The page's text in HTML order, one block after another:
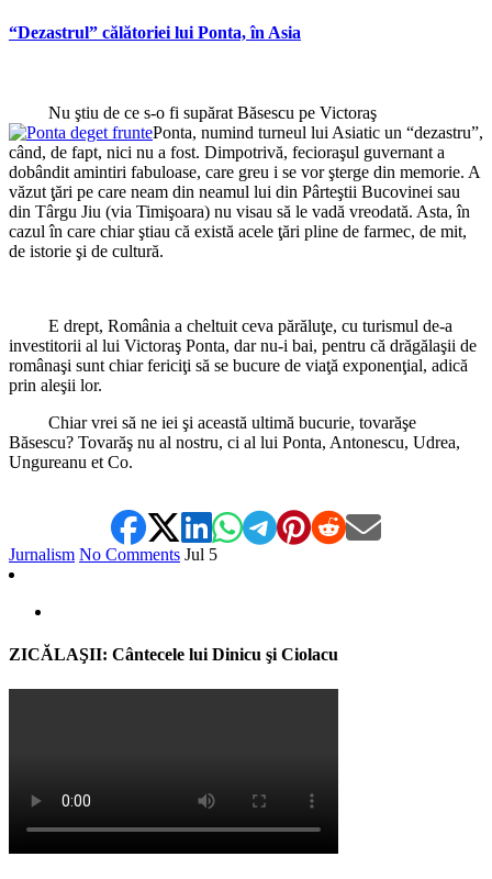
“Dezastrul” călătoriei lui Ponta, în Asia
Nu ştiu de ce s-o fi supărat Băsescu pe Victoraş
Ponta, numind turneul lui Asiatic un “dezastru”,
când, de fapt, nici nu a fost. Dimpotrivă, fecioraşul guvernant a
dobândit amintiri fabuloase, care greu i se vor şterge din memorie. A
văzut ţări pe care neam din neamul lui din Pârteştii Bucovinei sau
din Târgu Jiu (via Timişoara) nu visau să le vadă vreodată. Asta, în
cazul în care chiar ştiau că există acele ţări pline de farmec, de mit,
de istorie şi de cultură.
E drept, România a cheltuit ceva părăluţe, cu turismul de-a
investitorii al lui Victoraş Ponta, dar nu-i bai, pentru că drăgălaşii de
românaşi sunt chiar fericiţi să se bucure de viaţă exponenţial, adică
prin aleşii lor.
Chiar vrei să ne iei şi această ultimă bucurie, tovarăşe
Băsescu? Tovarăş nu al nostru, ci al lui Ponta, Antonescu, Udrea,
Ungureanu et Co.
Jurnalism No Comments Jul 5
ZICĂLAŞII: Cântecele lui Dinicu şi Ciolacu